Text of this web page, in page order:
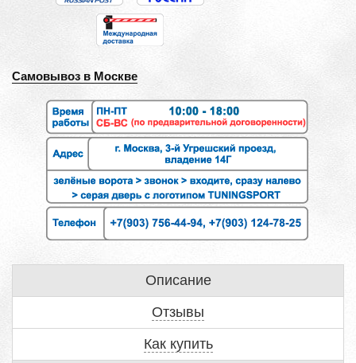
Самовывоз в Москве
Описание
Отзывы
Как купить